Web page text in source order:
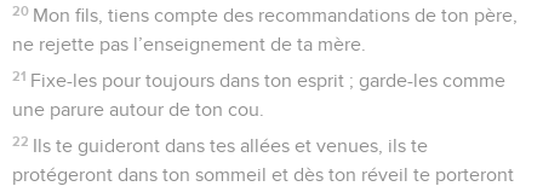
20 Mon fils, tiens compte des recommandations de ton père,
ne rejette pas l’enseignement de ta mère.
21 Fixe-les pour toujours dans ton esprit ; garde-les comme
une parure autour de ton cou.
22 Ils te guideront dans tes allées et venues, ils te
protégeront dans ton sommeil et dès ton réveil te porteront